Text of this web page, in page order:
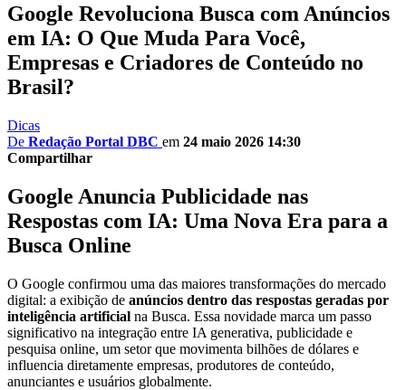
Google Revoluciona Busca com Anúncios
em IA: O Que Muda Para Você,
Empresas e Criadores de Conteúdo no
Brasil?
Dicas
De Redação Portal DBC em 24 maio 2026 14:30
Compartilhar
Google Anuncia Publicidade nas
Respostas com IA: Uma Nova Era para a
Busca Online
O Google confirmou uma das maiores transformações do mercado
digital: a exibição de anúncios dentro das respostas geradas por
inteligência artificial na Busca. Essa novidade marca um passo
significativo na integração entre IA generativa, publicidade e
pesquisa online, um setor que movimenta bilhões de dólares e
influencia diretamente empresas, produtores de conteúdo,
anunciantes e usuários globalmente.